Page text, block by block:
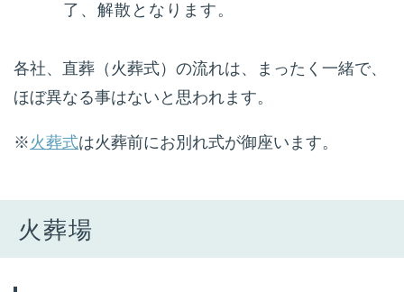
了、解散となります。
各社、直葬（火葬式）の流れは、まったく一緒で、
ほぼ異なる事はないと思われます。
※ 火葬式は火葬前にお別れ式が御座います。
火葬場